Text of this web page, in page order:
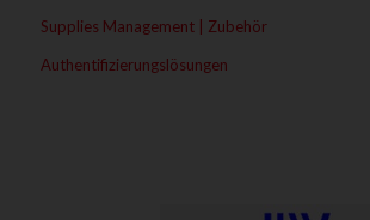
Supplies Management | Zubehör
Authentifizierungslösungen